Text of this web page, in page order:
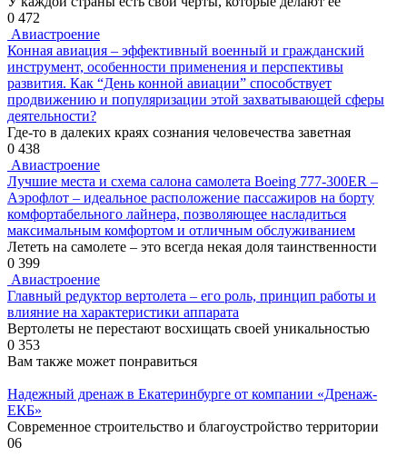
0 472
Авиастроение
Конная авиация – эффективный военный и гражданский
инструмент, особенности применения и перспективы
развития. Как “День конной авиации” способствует
продвижению и популяризации этой захватывающей сферы
деятельности?
Где-то в далеких краях сознания человечества заветная
0 438
Авиастроение
Лучшие места и схема салона самолета Boeing 777-300ER –
Аэрофлот – идеальное расположение пассажиров на борту
комфортабельного лайнера, позволяющее насладиться
максимальным комфортом и отличным обслуживанием
Лететь на самолете – это всегда некая доля таинственности
0 399
Авиастроение
Главный редуктор вертолета – его роль, принцип работы и
влияние на характеристики аппарата
Вертолеты не перестают восхищать своей уникальностью
0 353
Вам также может понравиться
Надежный дренаж в Екатеринбурге от компании «Дренаж-
ЕКБ»
Современное строительство и благоустройство территории
06